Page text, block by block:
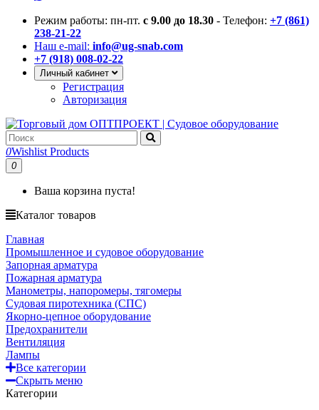
Режим работы: пн-пт. с 9.00 до 18.30 - Телефон: +7 (861)
238-21-22
Наш e-mail: info@ug-snab.com
+7 (918) 008-02-22
Личный кабинет
Регистрация
Авторизация
0Wishlist Products
0
Ваша корзина пуста!
Каталог товаров
Главная
Промышленное и судовое оборудование
Запорная арматура
Пожарная арматура
Манометры, напоромеры, тягомеры
Судовая пиротехника (СПС)
Якорно-цепное оборудование
Предохранители
Вентиляция
Лампы
Все категории
Скрыть меню
Категории